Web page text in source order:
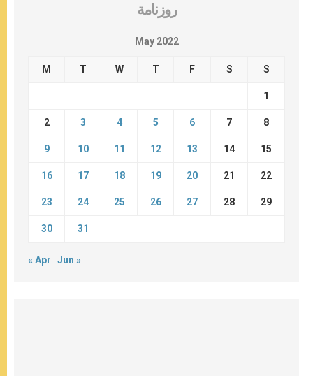
روزنامة
May 2022
M T W T F S S
1
2 3 4 5 6 7 8
9 10 11 12 13 14 15
16 17 18 19 20 21 22
23 24 25 26 27 28 29
30 31
« Apr Jun »